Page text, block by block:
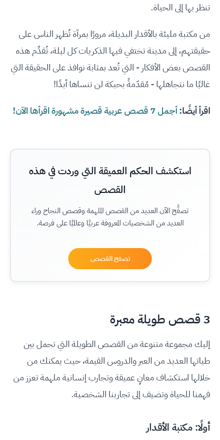
تنظر بها إلى الحياة.
من مكتبة مليئة بالأقدار البديلة، مرورًا بمرآة تُظهر الناس على
حقيقتهم، إلى مدينة تختفي فيها الذكريات كل ليلة، تُقدِّم هذه
القصص بعض الأفكار - التي تُعد بمثابة نوافذ على الحقيقة التي
غالبًا ما نتجاهلها - مُقدّمةً بحبكة لن تنساها أبدًا!
اقرأ أيضًا:أجمل 7 قصص عربية قصيرة مشهورة اقرأها الآن!
استكشف الحكم العميقة التي وردت في هذه
القصص
تصفَّح الآن العديد من القصص الملهمة وقصص النجاح وراء
العديد من الشخصيات المعروفة عربيًا وعالميًا على فرصة.
تصفح القصص
3 قصص طويلة معبرة
إليك مجموعة متنوعة من القصص الطويلة التي تحمل بين
طياتها العديد من العبر والدروس القيمة، حيث يمكنك من
خلالها استكشاف معانٍ عميقة وتجارب إنسانية ملهمة تعزز من
فهمنا للحياة وتضيف إلى تجاربنا الشخصية.
أولًا: مكتبة الأقدار